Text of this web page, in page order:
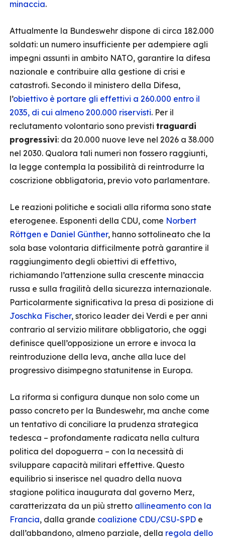
minaccia.
Attualmente la Bundeswehr dispone di circa 182.000
soldati: un numero insufficiente per adempiere agli
impegni assunti in ambito NATO, garantire la difesa
nazionale e contribuire alla gestione di crisi e
catastrofi. Secondo il ministero della Difesa,
l’obiettivo è portare gli effettivi a 260.000 entro il
2035, di cui almeno 200.000 riservisti. Per il
reclutamento volontario sono previsti traguardi
progressivi: da 20.000 nuove leve nel 2026 a 38.000
nel 2030. Qualora tali numeri non fossero raggiunti,
la legge contempla la possibilità di reintrodurre la
coscrizione obbligatoria, previo voto parlamentare.
Le reazioni politiche e sociali alla riforma sono state
eterogenee. Esponenti della CDU, come Norbert
Röttgen e Daniel Günther, hanno sottolineato che la
sola base volontaria difficilmente potrà garantire il
raggiungimento degli obiettivi di effettivo,
richiamando l’attenzione sulla crescente minaccia
russa e sulla fragilità della sicurezza internazionale.
Particolarmente significativa la presa di posizione di
Joschka Fischer, storico leader dei Verdi e per anni
contrario al servizio militare obbligatorio, che oggi
definisce quell’opposizione un errore e invoca la
reintroduzione della leva, anche alla luce del
progressivo disimpegno statunitense in Europa.
La riforma si configura dunque non solo come un
passo concreto per la Bundeswehr, ma anche come
un tentativo di conciliare la prudenza strategica
tedesca – profondamente radicata nella cultura
politica del dopoguerra – con la necessità di
sviluppare capacità militari effettive. Questo
equilibrio si inserisce nel quadro della nuova
stagione politica inaugurata dal governo Merz,
caratterizzata da un più stretto allineamento con la
Francia, dalla grande coalizione CDU/CSU-SPD e
dall’abbandono, almeno parziale, della regola dello